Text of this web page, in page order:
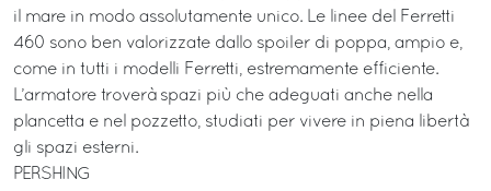
il mare in modo assolutamente unico. Le linee del Ferretti
460 sono ben valorizzate dallo spoiler di poppa, ampio e,
come in tutti i modelli Ferretti, estremamente efficiente.
L’armatore troverà spazi più che adeguati anche nella
plancetta e nel pozzetto, studiati per vivere in piena libertà
gli spazi esterni.
PERSHING